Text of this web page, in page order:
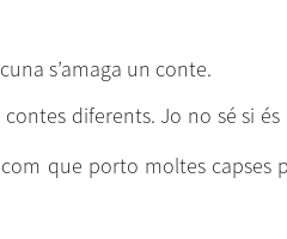
s’amaga un conte.
diferents. Jo no sé si
que porto moltes capses